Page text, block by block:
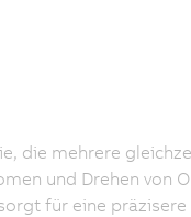
die mehrere
und Drehen von
für eine